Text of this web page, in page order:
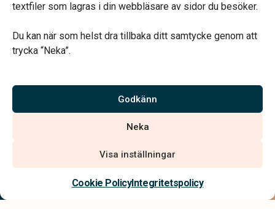
textfiler som lagras i din webbläsare av sidor du besöker.
Du kan när som helst dra tillbaka ditt samtycke genom att
trycka “Neka”.
Godkänn
Neka
Visa inställningar
Cookie PolicyIntegritetspolicy
Kontakta oss
Vi är auktoriserade av Sveriges Begravningsbyråers Förbund och
har högt ställda krav på utbildning, kvalitet, miljö och arbetsmiljö.